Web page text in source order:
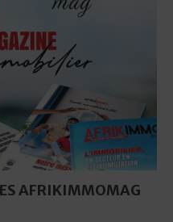
AFRIKIMMOMAG